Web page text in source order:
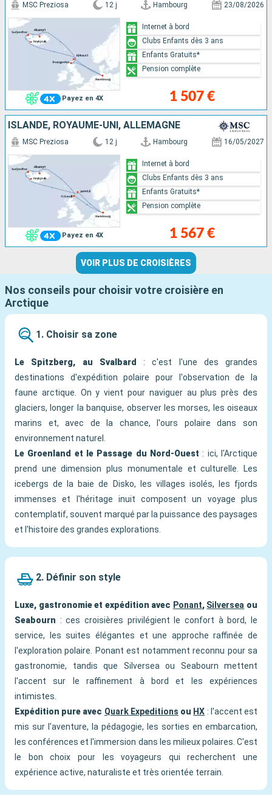
Payez en 4X
MSC Preziosa 12 j Hambourg 23/08/2026
1 507 €
Internet à bord
Clubs Enfants dès 3 ans
Enfants Gratuits*
Pension complète
ISLANDE, ROYAUME-UNI, ALLEMAGNE
Payez en 4X
MSC Preziosa 12 j Hambourg 16/05/2027
1 567 €
Internet à bord
Clubs Enfants dès 3 ans
Enfants Gratuits*
Pension complète
VOIR PLUS DE CROISIÈRES
Nos conseils pour choisir votre croisière en
Arctique
1. Choisir sa zone
Le Spitzberg, au Svalbard
: c'est l'une des grandes
destinations d'expédition polaire pour l'observation de la
faune arctique. On y vient pour naviguer au plus près des
glaciers, longer la banquise, observer les morses, les oiseaux
marins et, avec de la chance, l'ours polaire dans son
environnement naturel.
Le Groenland et le Passage du Nord-Ouest : ici, l'Arctique
prend une dimension plus monumentale et culturelle. Les
icebergs de la baie de Disko, les villages isolés, les fjords
immenses et l'héritage inuit composent un voyage plus
contemplatif, souvent marqué par la puissance des paysages
et l'histoire des grandes explorations.
2. Définir son style
Luxe, gastronomie et expédition avec Ponant, Silversea ou
Seabourn : ces croisières privilégient le confort à bord, le
service, les suites élégantes et une approche raffinée de
l'exploration polaire. Ponant est notamment reconnu pour sa
gastronomie, tandis que Silversea ou Seabourn mettent
l'accent sur le raffinement à bord et les expériences
intimistes.
Expédition pure avec Quark Expeditions ou HX : l'accent est
mis sur l'aventure, la pédagogie, les sorties en embarcation,
les conférences et l'immersion dans les milieux polaires. C'est
le bon choix pour les voyageurs qui recherchent une
expérience active, naturaliste et très orientée terrain.